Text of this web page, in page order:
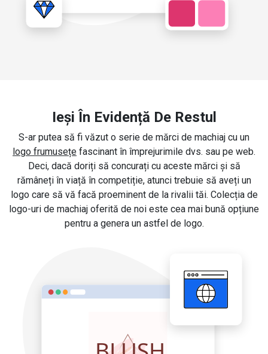
Ieși În Evidență De Restul
S-ar putea să fi văzut o serie de mărci de machiaj cu un
logo frumusețe fascinant în împrejurimile dvs. sau pe web.
Deci, dacă doriți să concurați cu aceste mărci și să
rămâneți în viață în competiție, atunci trebuie să aveți un
logo care să vă facă proeminent de la rivalii tăi. Colecția de
logo-uri de machiaj oferită de noi este cea mai bună opțiune
pentru a genera un astfel de logo.